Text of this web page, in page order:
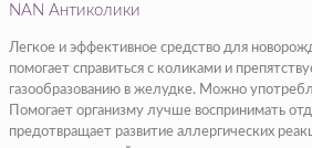
NAN Антиколики
Легкое и эффективное средство для
помогает справиться с коликами и
газообразованию в желудке. Можно
Помогает организму лучше воспринимать
предотвращает развитие аллергических